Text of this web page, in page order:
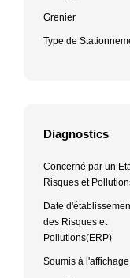
Grenier
Type de
Diagnostics
Concerné par un
Risques et
Date
des Risques et
Pollutions(ERP)
Soumis à